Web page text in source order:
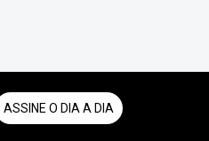
ASSINE O DIA A DIA